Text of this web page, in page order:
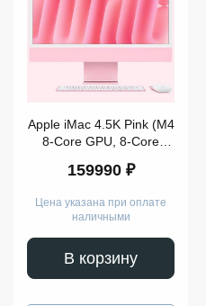
Apple iMac 4.5K Pink (M4
8-Core GPU, 8-Core
(2024)
159990 ₽
Цена указана при оплате
наличными
В корзину